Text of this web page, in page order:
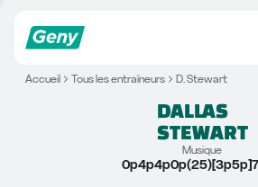
Accueil Tous les entraîneurs D. Stewart
DALLAS
STEWART
Musique